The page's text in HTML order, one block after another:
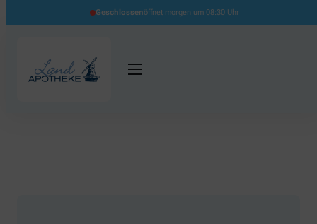
Geschlossenöffnet morgen um 08:30 Uhr